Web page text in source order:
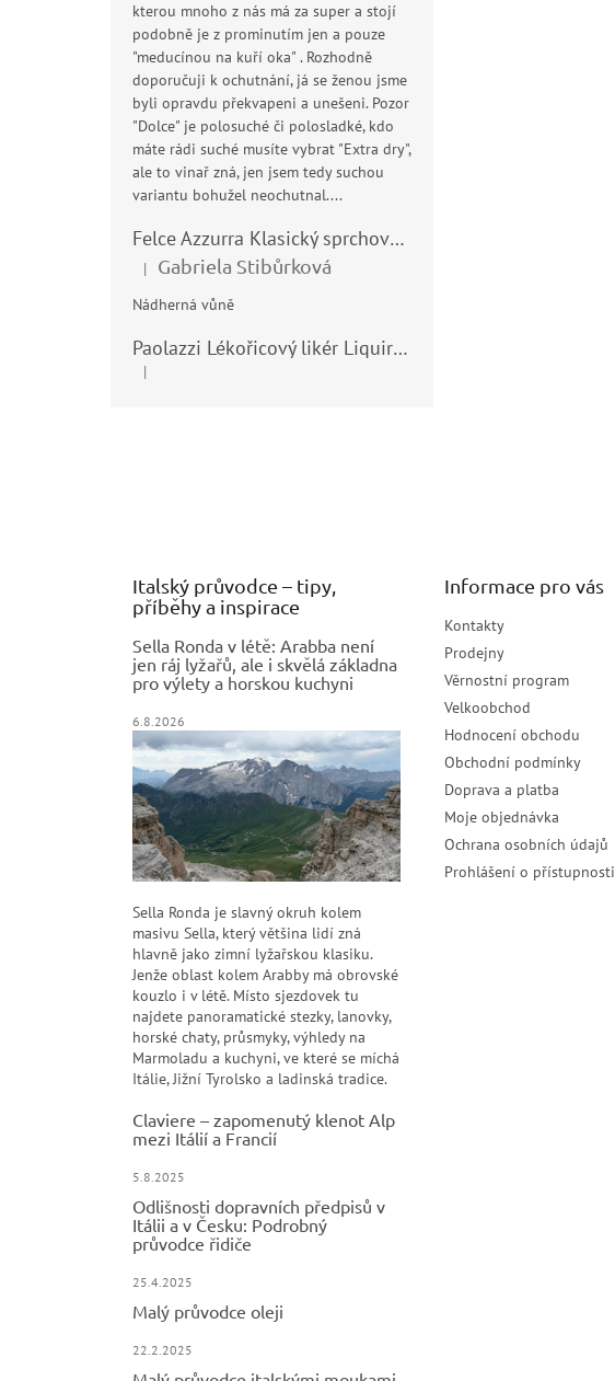
kterou mnoho z nás má za super a stojí
podobně je z prominutím jen a pouze
"meducínou na kuří oka" . Rozhodně
doporučuji k ochutnání, já se ženou jsme
byli opravdu překvapeni a unešeni. Pozor
"Dolce" je polosuché či polosladké, kdo
máte rádi suché musíte vybrat "Extra dry",
ale to vinař zná, jen jsem tedy suchou
variantu bohužel neochutnal....
Felce Azzurra Klasický sprchový gel - doccia gel 400ml
Hodnocení produktu je 5 z 5 hvězdiček.
| Gabriela Stibůrková
Nádherná vůně
Paolazzi Lékořicový likér Liquirizia 24% 0,7L
Hodnocení produktu je 5 z 5 hvězdiček.
|
Italský průvodce – tipy,
příběhy a inspirace
Sella Ronda v létě: Arabba není
jen ráj lyžařů, ale i skvělá základna
pro výlety a horskou kuchyni
6.8.2026
Sella Ronda je slavný okruh kolem
masivu Sella, který většina lidí zná
hlavně jako zimní lyžařskou klasiku.
Jenže oblast kolem Arabby má obrovské
kouzlo i v létě. Místo sjezdovek tu
najdete panoramatické stezky, lanovky,
horské chaty, průsmyky, výhledy na
Marmoladu a kuchyni, ve které se míchá
Itálie, Jižní Tyrolsko a ladinská tradice.
Claviere – zapomenutý klenot Alp
mezi Itálií a Francií
5.8.2025
Odlišnosti dopravních předpisů v
Itálii a v Česku: Podrobný
průvodce řidiče
25.4.2025
Malý průvodce oleji
22.2.2025
Informace pro vás
Kontakty
Prodejny
Věrnostní program
Velkoobchod
Hodnocení obchodu
Obchodní podmínky
Doprava a platba
Moje objednávka
Ochrana osobních údajů
Prohlášení o přístupnosti